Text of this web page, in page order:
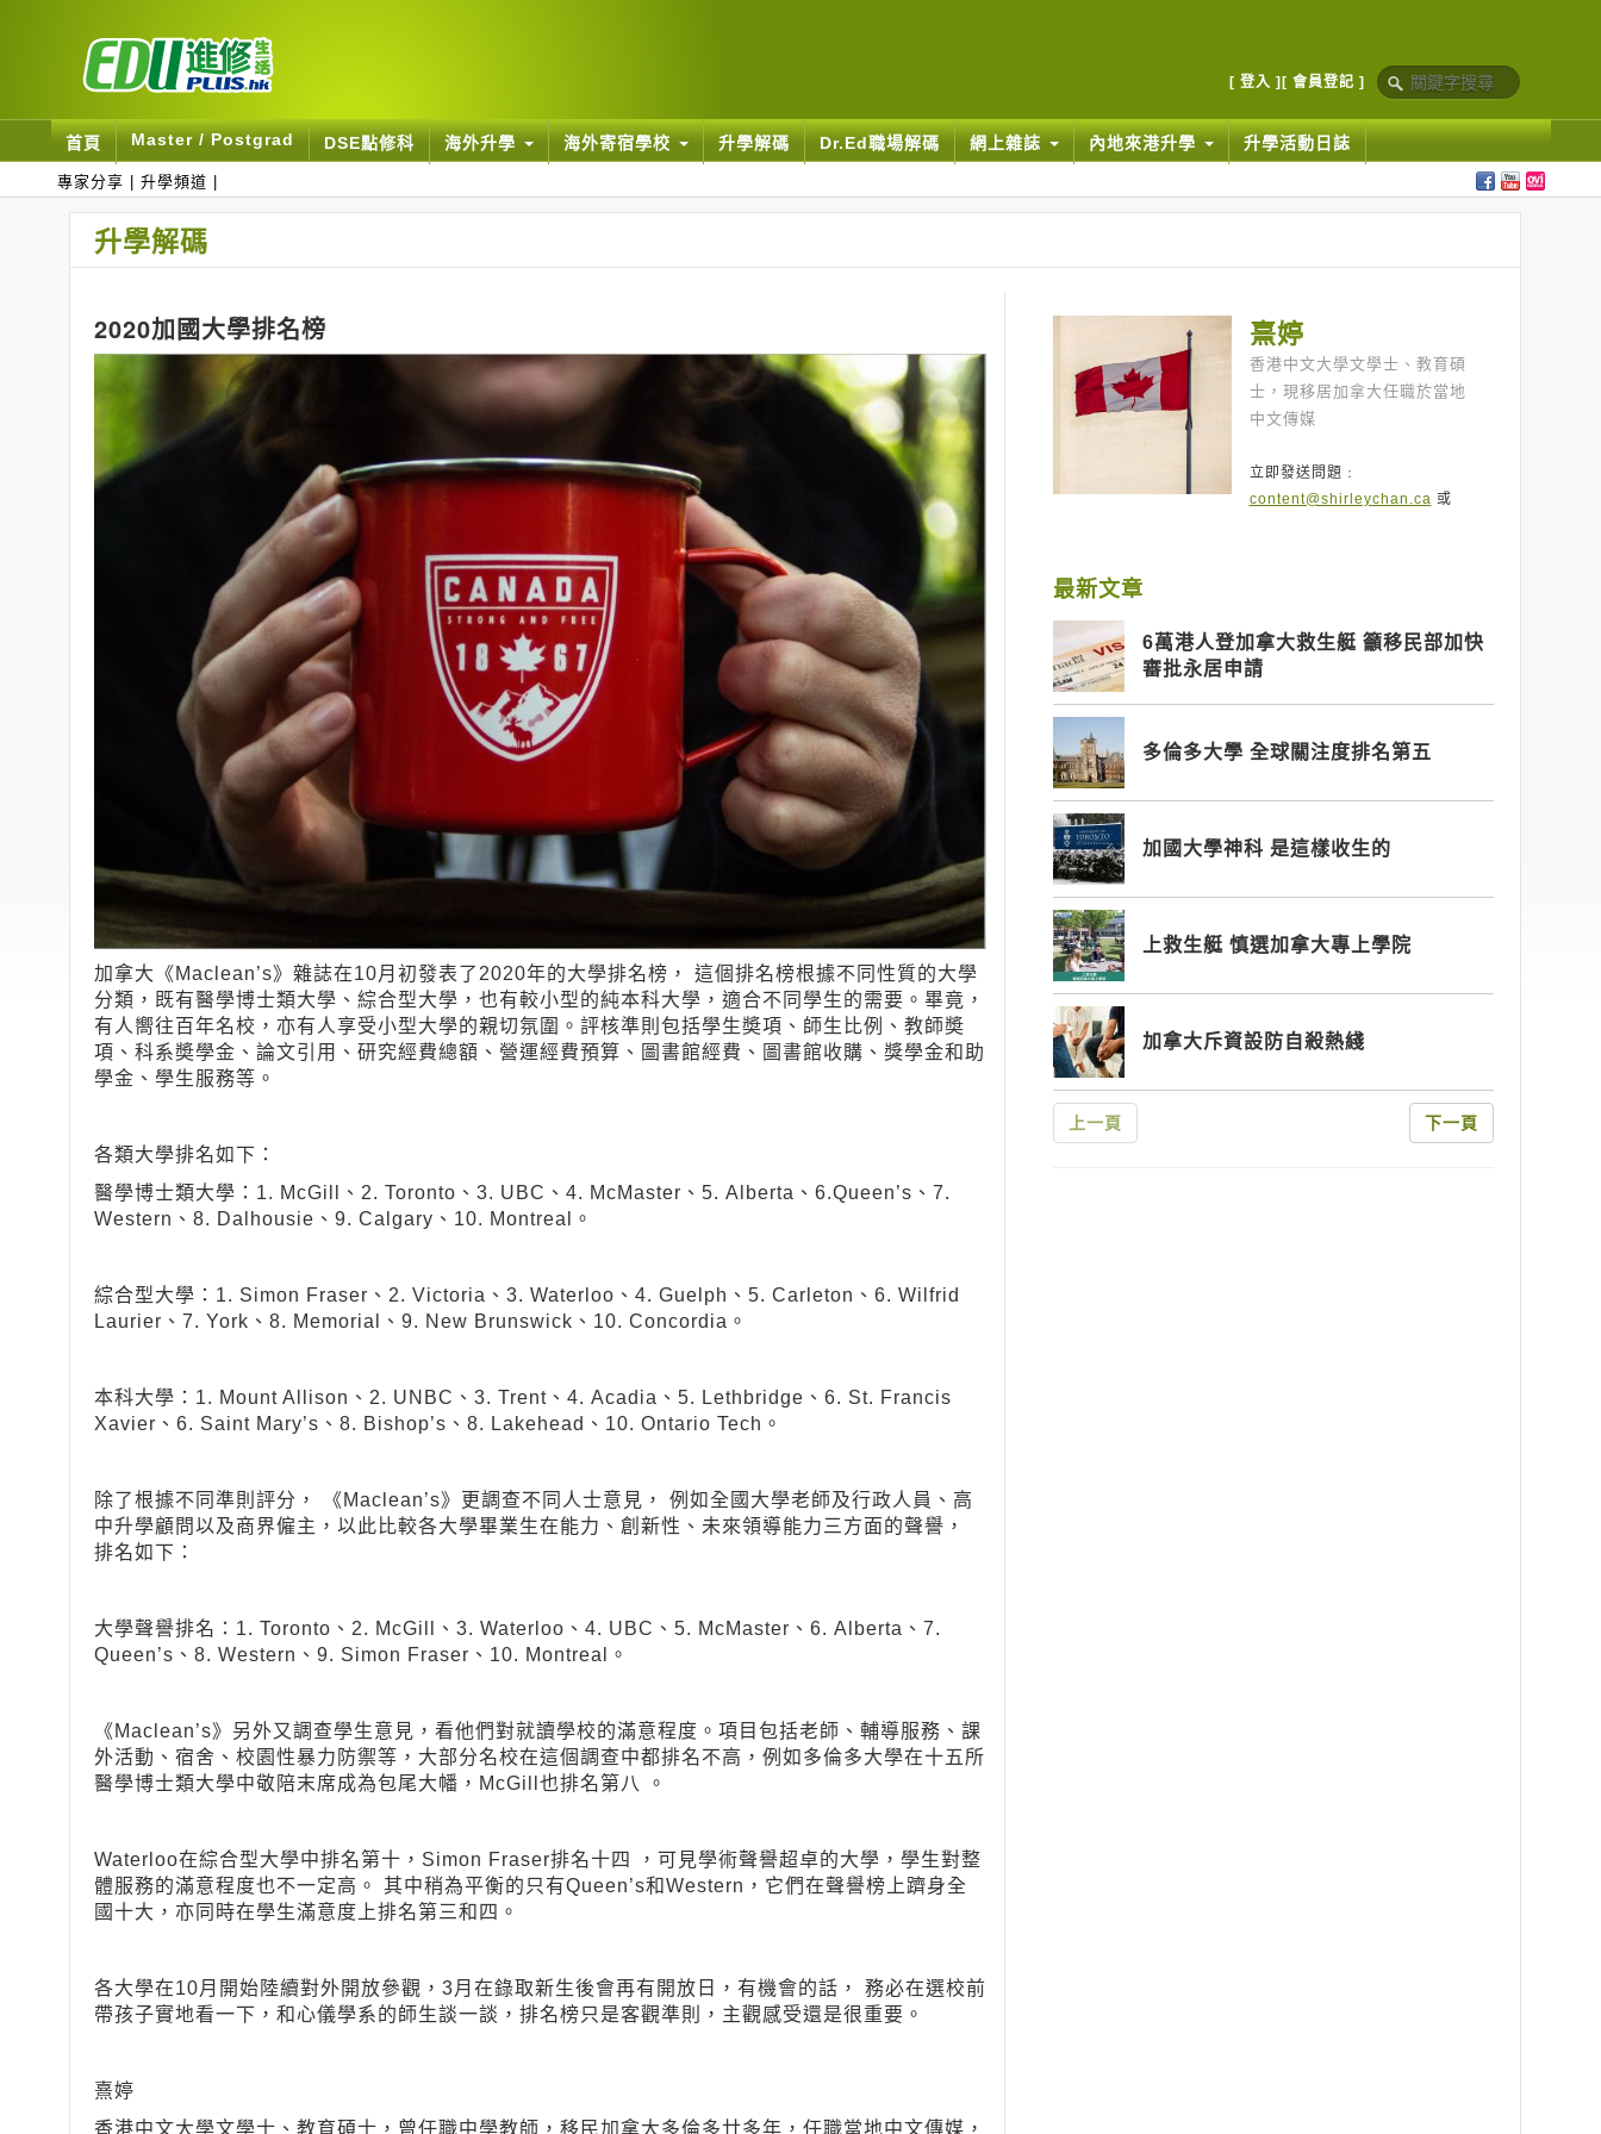
[ 登入 ] [ 會員登記 ]
首頁 Master / Postgrad DSE點修科 海外升學 海外寄宿學校 升學解碼 Dr.Ed職場解碼 網上雜誌 內地來港升學 升學活動日誌
專家分享 升學頻道
升學解碼
2020加國大學排名榜
加拿大《Maclean’s》雜誌在10月初發表了2020年的大學排名榜， 這個排名榜根據不同性質的大學
分類，既有醫學博士類大學、綜合型大學，也有較小型的純本科大學，適合不同學生的需要。畢竟，
有人嚮往百年名校，亦有人享受小型大學的親切氛圍。評核準則包括學生奬項、師生比例、教師奬
項、科系奬學金、論文引用、研究經費總額、營運經費預算、圖書館經費、圖書館收購、獎學金和助
學金、學生服務等。
各類大學排名如下：
醫學博士類大學：1. McGill、2. Toronto、3. UBC、4. McMaster、5. Alberta、6.Queen’s、7.
Western、8. Dalhousie、9. Calgary、10. Montreal。
綜合型大學：1. Simon Fraser、2. Victoria、3. Waterloo、4. Guelph、5. Carleton、6. Wilfrid
Laurier、7. York、8. Memorial、9. New Brunswick、10. Concordia。
本科大學：1. Mount Allison、2. UNBC、3. Trent、4. Acadia、5. Lethbridge、6. St. Francis
Xavier、6. Saint Mary’s、8. Bishop’s、8. Lakehead、10. Ontario Tech。
除了根據不同準則評分， 《Maclean’s》更調查不同人士意見， 例如全國大學老師及行政人員、高
中升學顧問以及商界僱主，以此比較各大學畢業生在能力、創新性、未來領導能力三方面的聲譽，
排名如下：
大學聲譽排名：1. Toronto、2. McGill、3. Waterloo、4. UBC、5. McMaster、6. Alberta、7.
Queen’s、8. Western、9. Simon Fraser、10. Montreal。
《Maclean’s》另外又調查學生意見，看他們對就讀學校的滿意程度。項目包括老師、輔導服務、課
外活動、宿舍、校園性暴力防禦等，大部分名校在這個調查中都排名不高，例如多倫多大學在十五所
醫學博士類大學中敬陪末席成為包尾大幡，McGill也排名第八 。
Waterloo在綜合型大學中排名第十，Simon Fraser排名十四 ，可見學術聲譽超卓的大學，學生對整
體服務的滿意程度也不一定高。 其中稍為平衡的只有Queen’s和Western，它們在聲譽榜上躋身全
國十大，亦同時在學生滿意度上排名第三和四。
各大學在10月開始陸續對外開放參觀，3月在錄取新生後會再有開放日，有機會的話， 務必在選校前
帶孩子實地看一下，和心儀學系的師生談一談，排名榜只是客觀準則，主觀感受還是很重要。
熹婷
香港中文大學文學士、教育碩士，曾任職中學教師，移民加拿大多倫多廿多年，任職當地中文傳媒，
熹婷
香港中文大學文學士、教育碩
士，現移居加拿大任職於當地
中文傳媒
立即發送問題﹕
content@shirleychan.ca 或
最新文章
6萬港人登加拿大救生艇 籲移民部加快
審批永居申請
多倫多大學 全球關注度排名第五
加國大學神科 是這樣收生的
上救生艇 慎選加拿大專上學院
加拿大斥資設防自殺熱綫
上一頁 下一頁